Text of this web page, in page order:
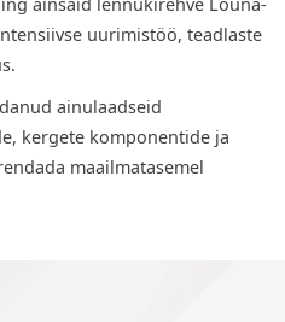
uurimistöö, teadlaste
ainulaadseid
kergete komponentide ja
maailmatasemel